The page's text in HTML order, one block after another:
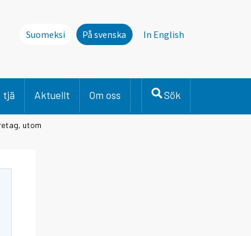
Suomeksi På svenska In English
tjä Aktuellt Om oss Sök
utom